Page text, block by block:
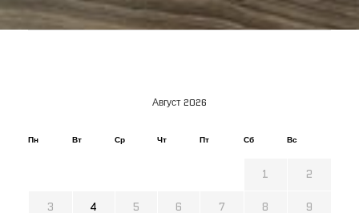
Август 2026
Пн Вт Ср Чт Пт Сб Вс
1 2
3 4 5 6 7 8 9